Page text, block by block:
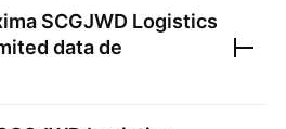
SCGJWD Logistics
data de